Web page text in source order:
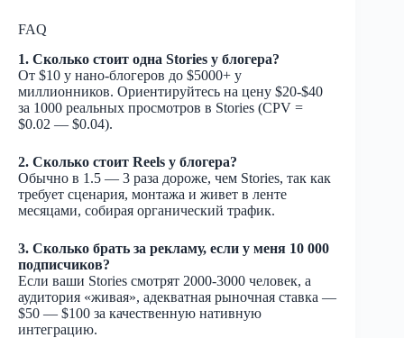
FAQ
1. Сколько стоит одна Stories у блогера?
От $10 у нано-блогеров до $5000+ у
миллионников. Ориентируйтесь на цену $20-$40
за 1000 реальных просмотров в Stories (CPV =
$0.02 — $0.04).
2. Сколько стоит Reels у блогера?
Обычно в 1.5 — 3 раза дороже, чем Stories, так как
требует сценария, монтажа и живет в ленте
месяцами, собирая органический трафик.
3. Сколько брать за рекламу, если у меня 10 000
подписчиков?
Если ваши Stories смотрят 2000-3000 человек, а
аудитория «живая», адекватная рыночная ставка —
$50 — $100 за качественную нативную
интеграцию.